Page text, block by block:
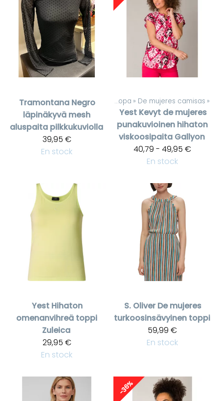
Tramontana Negro
läpinäkyvä mesh
aluspaita pilkkukuviolla
39,95 €
En stock
Productos ‪» De mujeres ropa ‪» De mujeres camisas ‪»
Yest Kevyt de mujeres
punakuvioinen hihaton
viskoosipaita Gallyon
40,79 - 49,95 €
En stock
Yest Hihaton
omenanvihreä toppi
Zuleica
29,95 €
En stock
S. Oliver De mujeres
turkoosinsävyinen toppi
59,99 €
En stock
-36%